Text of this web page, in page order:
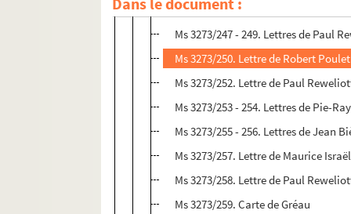
Ms 3273/244 - 246. Lettres d'Henry
Ms 3273/247 - 249. Lettres de Paul
Ms 3273/250. Lettre de Robert Poulet
Ms 3273/252. Lettre de Paul
Ms 3273/253 - 254. Lettres de Pie-
Ms 3273/255 - 256. Lettres de Jean
Ms 3273/257. Lettre de Maurice Israël
Ms 3273/258. Lettre de Paul
Ms 3273/259. Carte de Gréau